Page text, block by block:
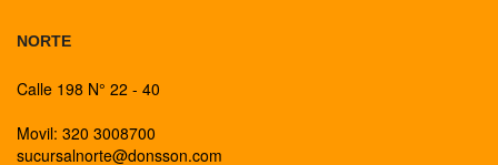
NORTE
Calle 198 N° 22 - 40
Movil: 320 3008700
sucursalnorte@donsson.com